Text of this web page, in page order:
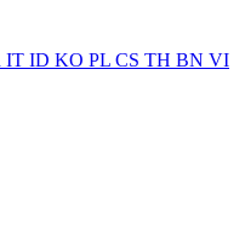
IT ID KO PL CS TH BN VI